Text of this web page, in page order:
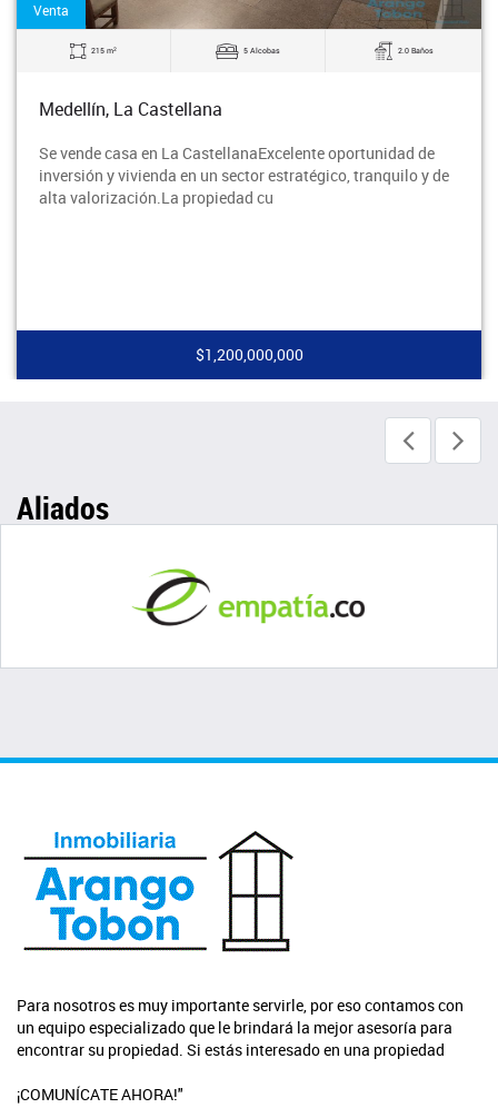
Venta
215 m2 5 Alcobas 2.0 Baños
Medellín, La Castellana
Se vende casa en La CastellanaExcelente oportunidad de
inversión y vivienda en un sector estratégico, tranquilo y de
alta valorización.La propiedad cu
$1,200,000,000
Aliados
Para nosotros es muy importante servirle, por eso contamos con
un equipo especializado que le brindará la mejor asesoría para
encontrar su propiedad. Si estás interesado en una propiedad
¡COMUNÍCATE AHORA!"